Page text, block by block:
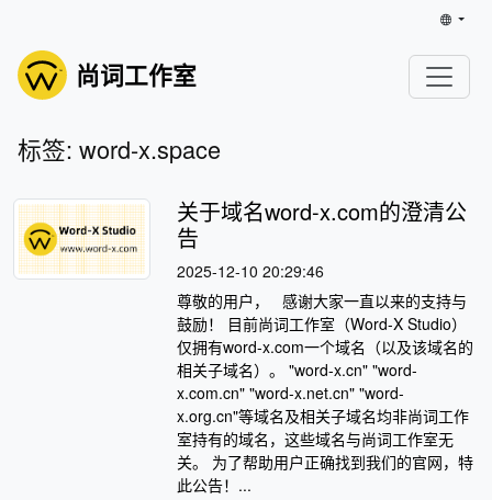
尚词工作室
标签: word-x.space
关于域名word-x.com的澄清公
告
2025-12-10 20:29:46
尊敬的用户， 感谢大家一直以来的支持与
鼓励！ 目前尚词工作室（Word-X Studio）
仅拥有word-x.com一个域名（以及该域名的
相关子域名）。 "word-x.cn" "word-
x.com.cn" "word-x.net.cn" "word-
x.org.cn"等域名及相关子域名均非尚词工作
室持有的域名，这些域名与尚词工作室无
关。 为了帮助用户正确找到我们的官网，特
此公告！...